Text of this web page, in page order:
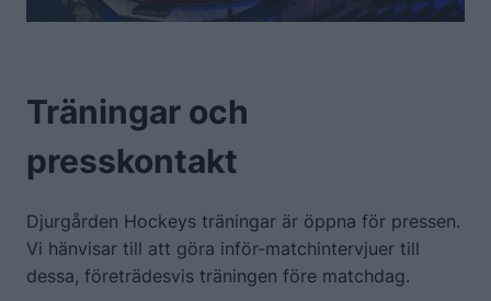
Träningar och
presskontakt
Djurgården Hockeys träningar är öppna för pressen.
Vi hänvisar till att göra inför-matchintervjuer till
dessa, företrädesvis träningen före matchdag.